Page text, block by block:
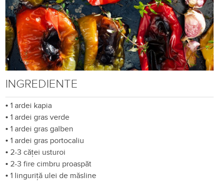
INGREDIENTE
•1 ardei kapia
•1 ardei gras verde
•1 ardei gras galben
•1 ardei gras portocaliu
• 2-3 căței usturoi
• 2-3 fire cimbru proaspăt
•1 linguriță ulei de măsline